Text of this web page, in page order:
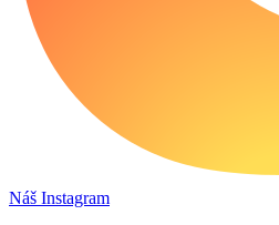
Náš Instagram